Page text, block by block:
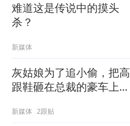
难道这是传说中的摸头
杀？
新媒体
灰姑娘为了追小偷，把高
跟鞋砸在总裁的豪车上，
新媒体 2跟贴